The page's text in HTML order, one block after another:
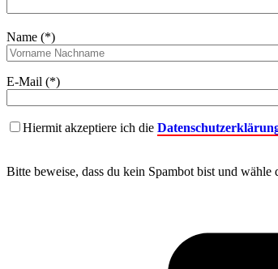
Name (*)
E-Mail (*)
Hiermit akzeptiere ich die
Bitte beweise, dass du kein Spambot bist und wähle